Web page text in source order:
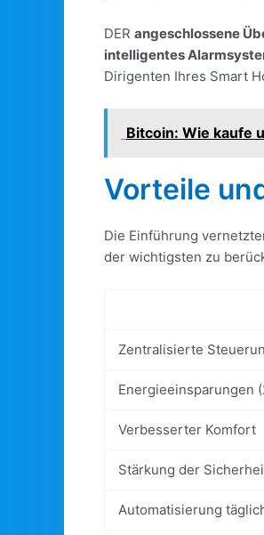
DER angeschlossene
intelligentes
Dirigenten Ihres Smart
Bitcoin: Wie kaufe
Vorteile
Die Einführung
der wichtigsten zu
Zentralisierte
Energieeinsparungen
Verbesserter Komfort
Stärkung der
Automatisierung